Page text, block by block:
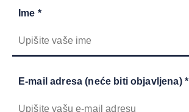
Ime *
E-mail adresa (neće biti objavljena) *